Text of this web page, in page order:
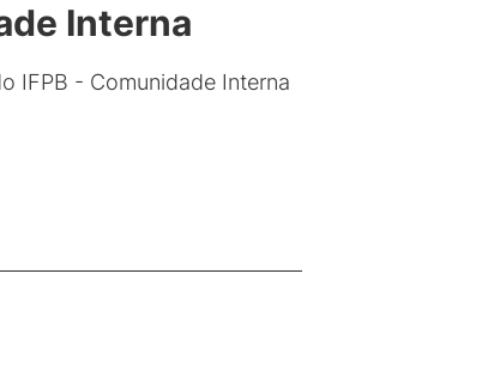
Interna
IFPB - Comunidade Interna